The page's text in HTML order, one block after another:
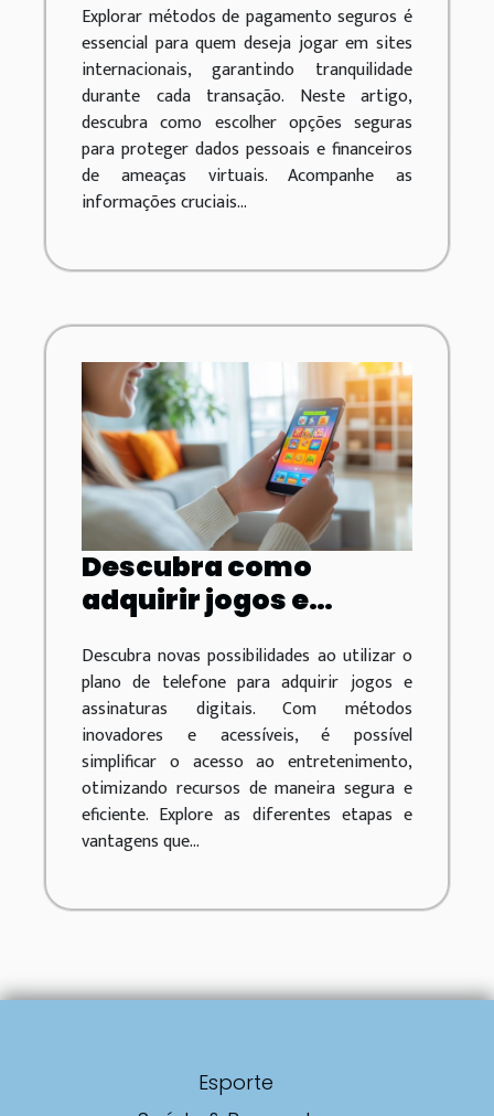
internacionais de
jogos
Explorar métodos de pagamento seguros é
essencial para quem deseja jogar em sites
internacionais, garantindo tranquilidade
durante cada transação. Neste artigo,
descubra como escolher opções seguras
para proteger dados pessoais e financeiros
de ameaças virtuais. Acompanhe as
informações cruciais...
Descubra como
adquirir jogos e
plano de telefone
Descubra novas possibilidades ao utilizar o
plano de telefone para adquirir jogos e
assinaturas digitais. Com métodos
inovadores e acessíveis, é possível
simplificar o acesso ao entretenimento,
otimizando recursos de maneira segura e
eficiente. Explore as diferentes etapas e
vantagens que...
Esporte